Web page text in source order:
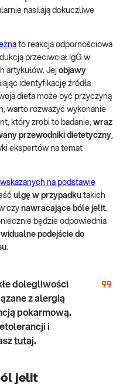
nasilają dokuczliwe
to reakcja odpornościowa
przeciwciał IgG w
artykułów. Jej objawy
identyfikację źródła
dieta może być przyczyną
warto rozważyć wykonanie
który zrobi to badanie, wraz
przewodniki dietetyczny,
ekspertów na temat
wskazanych na podstawie
ulgę w przypadku takich
czy nawracające bóle jelit.
będzie odpowiednia
podejście do
.
dolegliwości
z alergią
pokarmową.
i
tutaj.
jelit